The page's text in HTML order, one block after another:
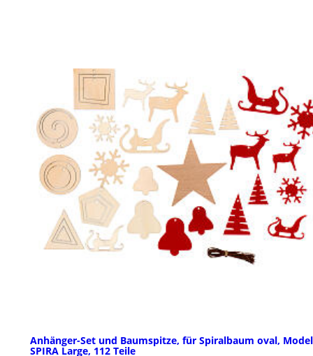
Anhänger-Set und Baumspitze, für Spiralbaum oval,
SPIRA Large, 112 Teile